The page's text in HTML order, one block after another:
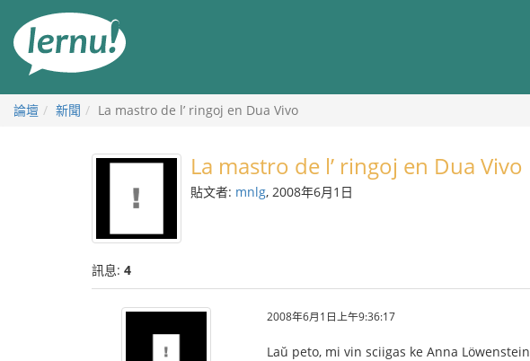
論壇 新聞 La mastro de l’ ringoj en Dua Vivo
La mastro de l’ ringoj en Dua Vivo
貼文者: mnlg, 2008年6月1日
訊息: 4
2008年6月1日上午9:36:17
Laŭ peto, mi vin sciigas ke Anna